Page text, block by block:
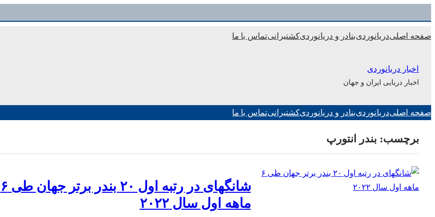
به
محتوا
صفحه اصلیدریانوردیبنادر و دریانوردیکشتیرانیتماس با ما
اخبار دریانوردی
اخبار دریایی ایران و جهان
صفحه اصلیدریانوردیبنادر و دریانوردیکشتیرانیتماس با ما
برچسب: بندر انتورپ
شانگهای در رتبه اول ۲۰ بندر برتر جهان طی ۶
ماهه اول سال ۲۰۲۲